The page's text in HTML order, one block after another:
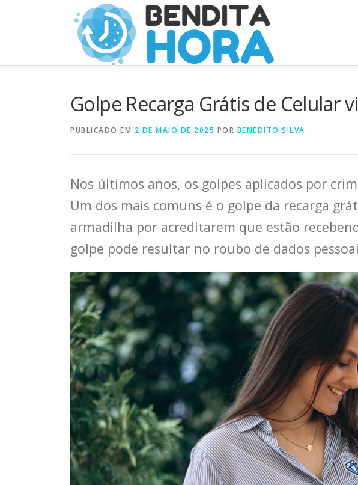
Golpe Recarga Grátis de Celular
PUBLICADO EM 2 DE MAIO DE 2025 POR BENEDITO SILVA
Nos últimos anos, os golpes aplicados por
Um dos mais comuns é o golpe da recarga
armadilha por acreditarem que estão
golpe pode resultar no roubo de dados